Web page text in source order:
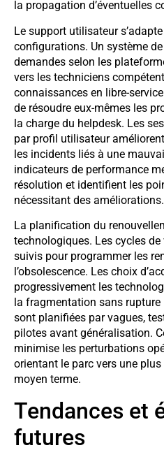
la propagation d’éventuelles
Le support utilisateur
configurations. Un système
demandes selon les
vers les techniciens
connaissances en libre-
de résoudre eux-mêmes les
la charge du helpdesk. Les
par profil utilisateur
les incidents liés à une
indicateurs de performance
résolution et identifient les
nécessitant des améliorations.
La planification du
technologiques. Les cycles
suivis pour programmer les
l’obsolescence. Les choix
progressivement les
la fragmentation sans
sont planifiées par vagues,
pilotes avant généralisation.
minimise les perturbations
orientant le parc vers une
moyen terme.
Tendances et
futures